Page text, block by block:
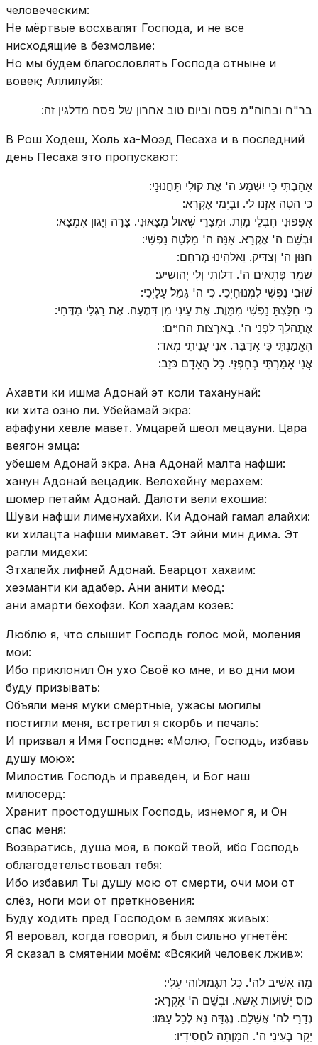
человеческим:
Не мёртвые восхвалят Господа, и не все
нисходящие в безмолвие:
Но мы будем благословлять Господа отныне и
вовек; Аллилуйя:
בר"ח ובחוה"מ פסח וביום טוב אחרון של פסח מדלגין זה:
В Рош Ходеш, Холь ха-Моэд Песаха и в последний
день Песаха это пропускают:
אָהַבְתִּי כִּי יִשְׁמַע ה' אֶת קולִי תַּחֲנוּנָי:
כִּי הִטָּה אָזְנו לִי. וּבְיָמַי אֶקְרָא:
אֲפָפוּנִי חֶבְלֵי מָוֶת. וּמְצָרֵי שְׁאול מְצָאוּנִי. צָרָה וְיָגון אֶמְצָא:
וּבְשֵׁם ה' אֶקְרָא. אָנָּה ה' מַלְּטָה נַפְשִׁי:
חַנּוּן ה' וְצַדִּיק. וֵאלהֵינוּ מְרַחֵם:
שׁמֵר פְּתָאיִם ה'. דַּלּותִי וְלִי יְהושִׁיעַ:
שׁוּבִי נַפְשִׁי לִמְנוּחָיְכִי. כִּי ה' גָּמַל עָלָיְכִי:
כִּי חִלַּצְתָּ נַפְשִׁי מִמָּוֶת. אֶת עֵינִי מִן דִּמְעָה. אֶת רַגְלִי מִדֶּחִי:
אֶתְהַלֵךְ לִפְנֵי ה'. בְּאַרְצות הַחַיִּים:
הֶאֱמַנְתִּי כִּי אֲדַבֵּר. אֲנִי עָנִיתִי מְאד:
אֲנִי אָמַרְתִּי בְחָפְזִי. כָּל הָאָדָם כּזֵב:
Ахавти ки ишма Адонай эт коли таханунай:
ки хита озно ли. Убейамай экра:
афафуни хевле мавет. Умцарей шеол мецауни. Цара
веягон эмца:
убешем Адонай экра. Ана Адонай малта нафши:
ханун Адонай вецадик. Велохейну мерахем:
шомер петайм Адонай. Далоти вели ехошиа:
Шуви нафши лименухайхи. Ки Адонай гамал алайхи:
ки хилацта нафши мимавет. Эт эйни мин дима. Эт
рагли мидехи:
Этхалейх лифней Адонай. Беарцот хахаим:
хеэманти ки адабер. Ани анити меод:
ани амарти бехофзи. Кол хаадам козев:
Люблю я, что слышит Господь голос мой, моления
мои:
Ибо приклонил Он ухо Своё ко мне, и во дни мои
буду призывать:
Объяли меня муки смертные, ужасы могилы
постигли меня, встретил я скорбь и печаль:
И призвал я Имя Господне: «Молю, Господь, избавь
душу мою»:
Милостив Господь и праведен, и Бог наш
милосерд:
Хранит простодушных Господь, изнемог я, и Он
спас меня:
Возвратись, душа моя, в покой твой, ибо Господь
облагодетельствовал тебя:
Ибо избавил Ты душу мою от смерти, очи мои от
слёз, ноги мои от преткновения:
Буду ходить пред Господом в землях живых:
Я веровал, когда говорил, я был сильно угнетён:
Я сказал в смятении моём: «Всякий человек лжив»:
מָה אָשִׁיב לה'. כָּל תַּגְמוּלוהִי עָלָי:
כּוס יְשׁוּעות אֶשּא. וּבְשֵׁם ה' אֶקְרָא:
נְדָרַי לה' אֲשַׁלֵם. נֶגְדָּה נָּא לְכָל עַמּו:
יָקָר בְּעֵינֵי ה'. הַמָּוְתָה לַחֲסִידָיו: